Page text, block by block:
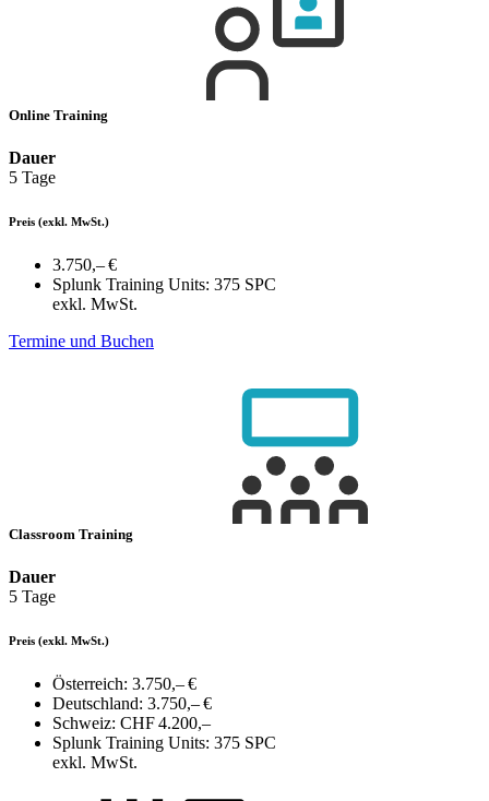
Online Training
Dauer
5 Tage
Preis (exkl. MwSt.)
3.750,– €
Splunk Training Units: 375 SPC
exkl. MwSt.
Termine und Buchen
Classroom Training
Dauer
5 Tage
Preis (exkl. MwSt.)
Österreich: 3.750,– €
Deutschland: 3.750,– €
Schweiz: CHF 4.200,–
Splunk Training Units: 375 SPC
exkl. MwSt.